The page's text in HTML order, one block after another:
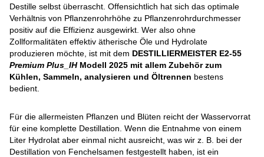
Destille selbst überrascht. Offensichtlich hat sich das optimale
Verhältnis von Pflanzenrohrhöhe zu Pflanzenrohrdurchmesser
positiv auf die Effizienz ausgewirkt. Wer also ohne
Zollformalitäten effektiv ätherische Öle und Hydrolate
produzieren möchte, ist mit dem DESTILLIERMEISTER E2-55
Premium Plus_IHModell 2025 mit allem Zubehör zum
Kühlen, Sammeln, analysieren und Öltrennen bestens
bedient.
Für die allermeisten Pflanzen und Blüten reicht der Wasservorrat
für eine komplette Destillation. Wenn die Entnahme von einem
Liter Hydrolat aber einmal nicht ausreicht, was wir z. B. bei der
Destillation von Fenchelsamen festgestellt haben, ist ein